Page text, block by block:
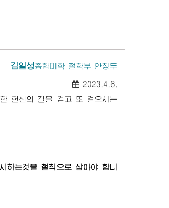
김일성종합대학 철학부 안정두
2023.4.6.
헌신의 길을 걷고 또 걸으시는
하는것을 철칙으로 삼아야 합니